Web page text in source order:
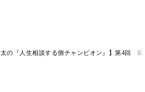
太の『人生相談する側チャンピオン』】第4回